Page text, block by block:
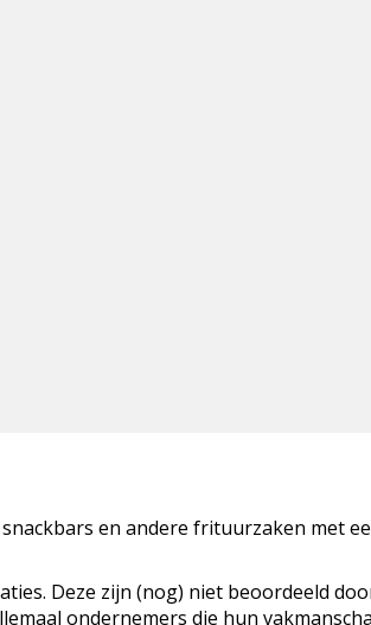
en andere frituurzaken met
Deze zijn (nog) niet beoordeeld
ondernemers die hun